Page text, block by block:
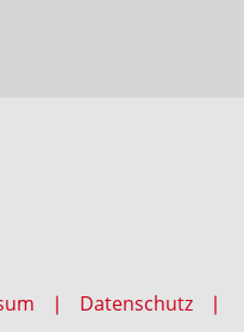
Datenschutz